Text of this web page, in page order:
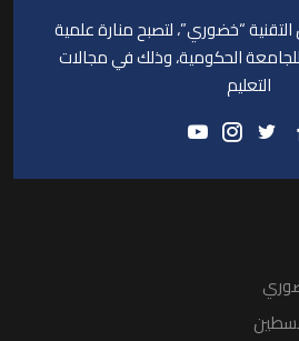
“خضوري”، لتصبح منارة علمية
للجامعة الحكومية، وذلك في مجالات
التعليم